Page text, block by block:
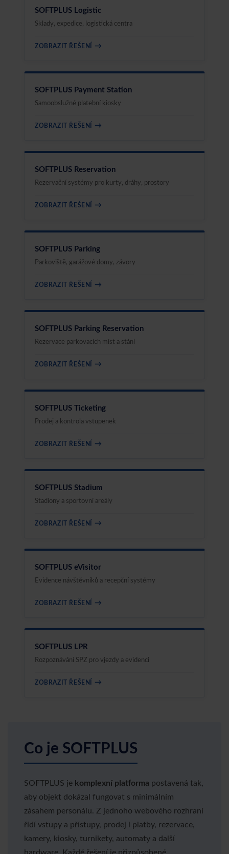
SOFTPLUS Logistic
Sklady, expedice, logistická centra
ZOBRAZIT ŘEŠENÍ →
SOFTPLUS Payment Station
Samoobslužné platební kiosky
ZOBRAZIT ŘEŠENÍ →
SOFTPLUS Reservation
Rezervační systémy pro kurty, dráhy, prostory
ZOBRAZIT ŘEŠENÍ →
SOFTPLUS Parking
Parkoviště, garážové domy, závory
ZOBRAZIT ŘEŠENÍ →
SOFTPLUS Parking Reservation
Rezervace parkovacích míst a stání
ZOBRAZIT ŘEŠENÍ →
SOFTPLUS Ticketing
Prodej a kontrola vstupenek
ZOBRAZIT ŘEŠENÍ →
SOFTPLUS Stadium
Stadiony a sportovní areály
ZOBRAZIT ŘEŠENÍ →
SOFTPLUS eVisitor
Evidence návštěvníků a recepční systémy
ZOBRAZIT ŘEŠENÍ →
SOFTPLUS LPR
Rozpoznávání SPZ pro vjezdy a evidenci
ZOBRAZIT ŘEŠENÍ →
Co je SOFTPLUS
SOFTPLUS je komplexní platforma postavená tak,
aby objekt dokázal fungovat s minimálním
zásahem personálu. Z jednoho webového rozhraní
řídí vstupy a přístupy, prodej i platby, rezervace,
kamery, kiosky, turnikety, automaty a další